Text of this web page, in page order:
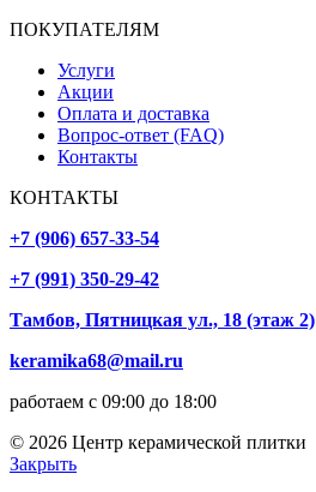
ПОКУПАТЕЛЯМ
Услуги
Акции
Оплата и доставка
Вопрос-ответ (FAQ)
Контакты
КОНТАКТЫ
+7 (906) 657-33-54
+7 (991) 350-29-42
Тамбов, Пятницкая ул., 18 (этаж 2)
keramika68@mail.ru
работаем с 09:00 до 18:00
© 2026 Центр керамической плитки
Закрыть